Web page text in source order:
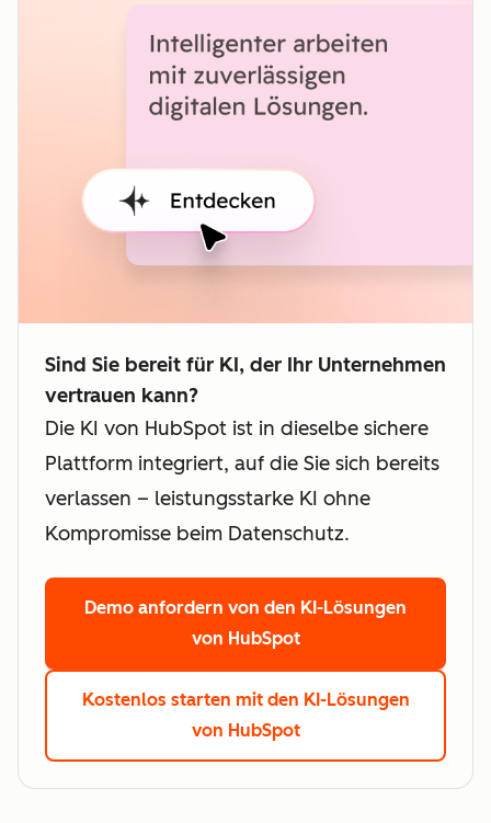
Sind Sie bereit für KI, der Ihr Unternehmen
vertrauen kann?
Die KI von HubSpot ist in dieselbe sichere
Plattform integriert, auf die Sie sich bereits
verlassen – leistungsstarke KI ohne
Kompromisse beim Datenschutz.
Demo anfordern von den KI-Lösungen
von HubSpot
Kostenlos starten mit den KI-Lösungen
von HubSpot